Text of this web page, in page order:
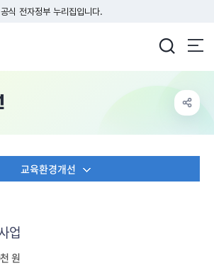
식 전자정부 누리집입니다.
교육환경개선
업
원